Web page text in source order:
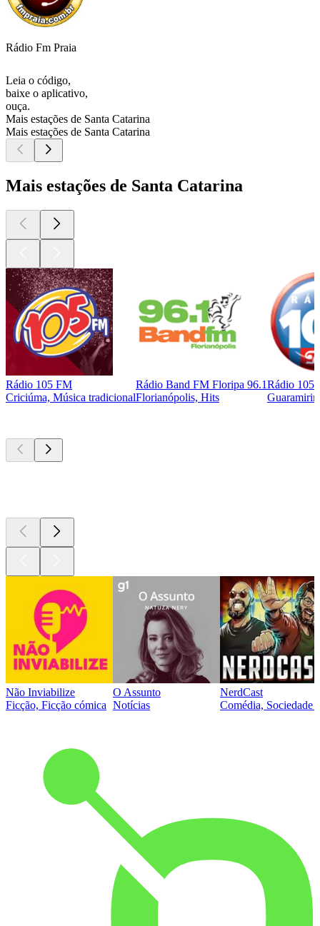
Rádio Fm Praia
Leia o código,
baixe o aplicativo,
ouça.
Mais estações de Santa Catarina
Mais estações de Santa Catarina
Mais estações de Santa Catarina
Rádio 105 FM
Criciúma, Música tradicional
Rádio Band FM Floripa 96.1
Florianópolis, Hits
Rádio 105
Não Inviabilize
Ficção, Ficção cómica
O Assunto
Notícias
NerdCast
Comédia, Sociedade